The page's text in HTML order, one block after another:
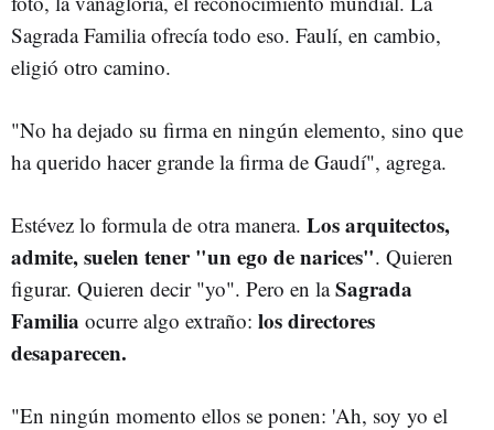
Sagrada Familia ofrecía todo eso. Faulí, en cambio,
eligió otro camino.
"No ha dejado su firma en ningún elemento, sino que
ha querido hacer grande la firma de Gaudí", agrega.
Estévez lo formula de otra manera. Los arquitectos,
admite, suelen tener "un ego de narices". Quieren
figurar. Quieren decir "yo". Pero en laSagrada
Familia ocurre algo extraño: los directores
desaparecen.
"En ningún momento ellos se ponen: 'Ah, soy yo el